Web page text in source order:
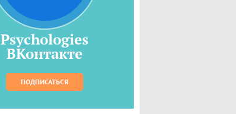
Psychologies
ВКонтакте
ПОДПИСАТЬСЯ